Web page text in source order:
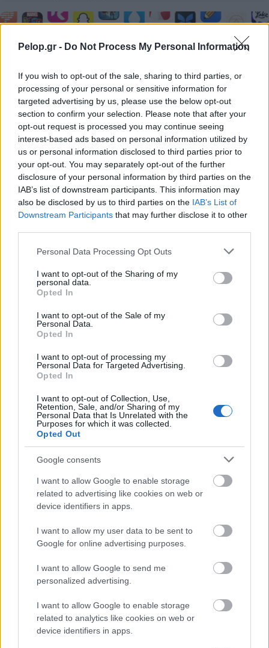
Pelop.gr - Do Not Process My Personal Information
If you wish to opt-out of the sale, sharing to third parties, or
processing of your personal or sensitive information for
targeted advertising by us, please use the below opt-out
section to confirm your selection. Please note that after your
opt-out request is processed you may continue seeing
interest-based ads based on personal information utilized by
us or personal information disclosed to third parties prior to
your opt-out. You may separately opt-out of the further
disclosure of your personal information by third parties on the
IAB’s list of downstream participants. This information may
also be disclosed by us to third parties on the IAB’s List of
Downstream Participants that may further disclose it to other
Please note that this website/app uses one or more Google
not limited to your visit or usage behaviour. You may click to
grant or deny consent to Google and its third-party tags to
use your data for below specified purposes in below Google
consent section.
Personal Data Processing Opt Outs
I want to opt-out of the Sharing of my
personal data.
Opted In
I want to opt-out of the Sale of my
Personal Data.
Opted In
I want to opt-out of processing my
Personal Data for Targeted Advertising.
Opted In
I want to opt-out of Collection, Use,
Retention, Sale, and/or Sharing of my
Personal Data that Is Unrelated with the
Purposes for which it was collected.
Opted Out
Google consents
I want to allow Google to enable storage
related to advertising like cookies on web or
device identifiers in apps.
I want to allow my user data to be sent to
Google for online advertising purposes.
I want to allow Google to send me
personalized advertising.
I want to allow Google to enable storage
related to analytics like cookies on web or
device identifiers in apps.
Η Apple αποφασίζει ποιος μένει και ποιος φεύγει και
οι κανόνες δεν είναι ίδιοι για όλους
Δάντης: Η εξομολόγηση για το «My Number One» – «Με
πείραξε η αχαριστία»
Ξηροί καρποί: Τι συμβαίνει στο σώμα όταν τρώτε